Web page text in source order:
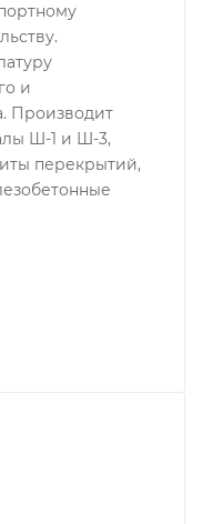
и
Производит
Ш-1 и Ш-3,
перекрытий,